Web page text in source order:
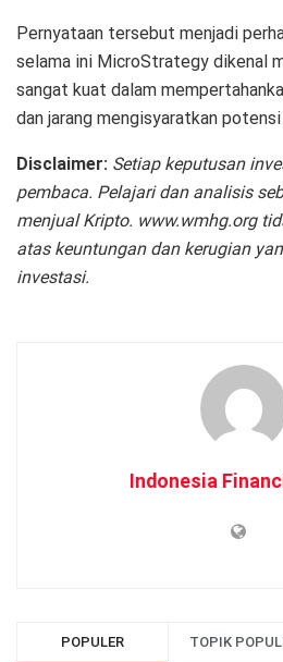
Pernyataan tersebut menjadi
selama ini MicroStrategy dikenal
sangat kuat dalam
dan jarang mengisyaratkan potensi
Disclaimer: Setiap keputusan
pembaca. Pelajari dan analisis
menjual Kripto. www.wmhg.org
atas keuntungan dan kerugian
investasi.
Indonesia
POPULER TOPIK